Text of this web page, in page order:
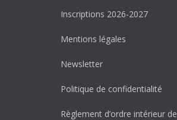
Inscriptions 2026-2027
Mentions légales
Newsletter
Politique de confidentialité
Règlement d’ordre intérieur de